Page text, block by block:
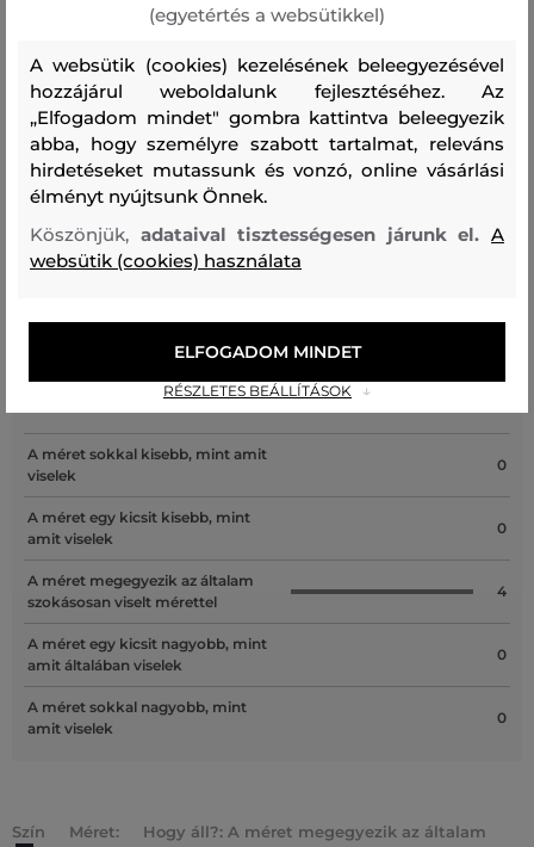
Kezelési útmutató
MOSÁS FEHÉRÍTÉS SZÁRÍTÁS VASALÁS TISZTÍTÁS
Recenziók
ÜGYFELEINKNEK ÁLTAL ÉRTÉKELT MÉRETEK
A méret sokkal kisebb, mint amit
viselek
0
A méret egy kicsit kisebb, mint
amit viselek
0
A méret megegyezik az általam
szokásosan viselt mérettel
4
A méret egy kicsit nagyobb, mint
amit általában viselek
0
A méret sokkal nagyobb, mint
amit viselek
0
Szín
Méret:
Hogy áll?: A méret megegyezik az általam
(egyetértés a websütikkel)
A websütik (cookies) kezelésének beleegyezésével
hozzájárul weboldalunk fejlesztéséhez. Az
„Elfogadom mindet" gombra kattintva beleegyezik
abba, hogy személyre szabott tartalmat, releváns
hirdetéseket mutassunk és vonzó, online vásárlási
élményt nyújtsunk Önnek.
Köszönjük, adataival tisztességesen járunk el.A
websütik (cookies) használata
RÉSZLETES BEÁLLÍTÁSOK
ELFOGADOM MINDET